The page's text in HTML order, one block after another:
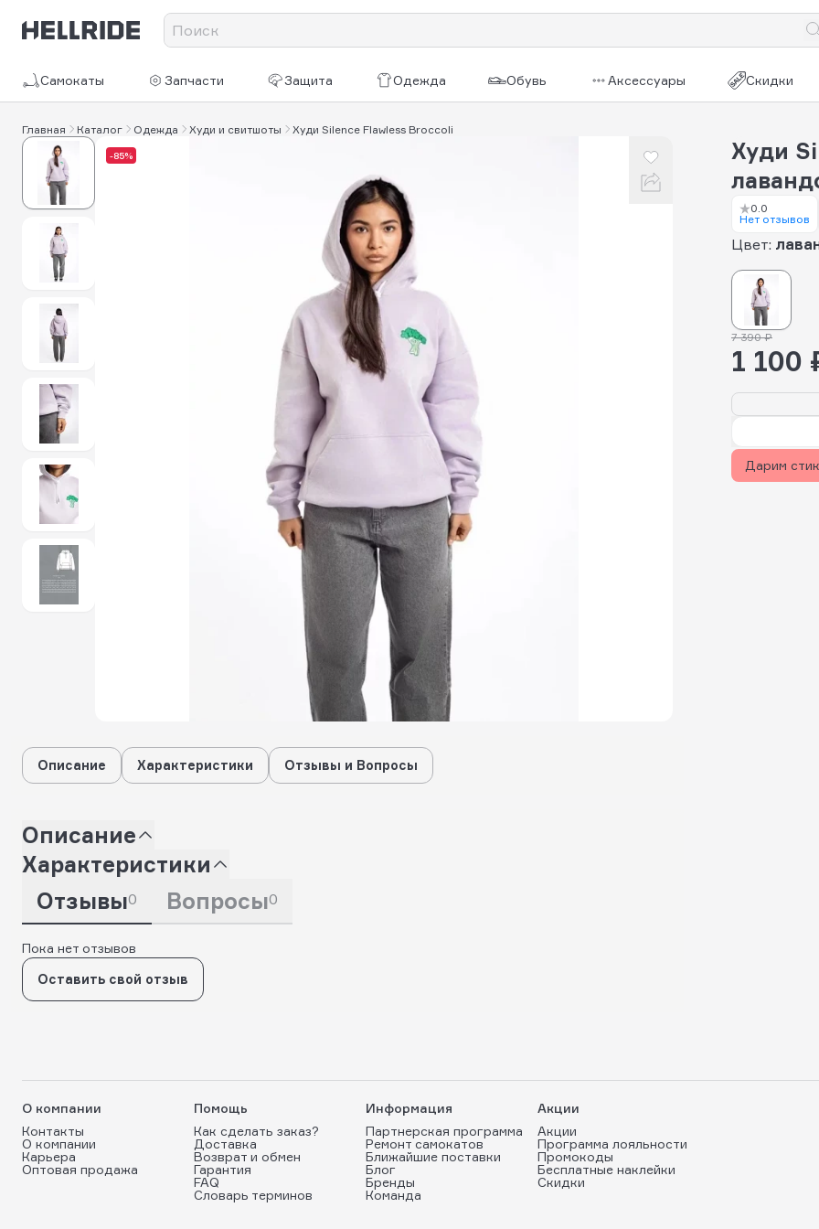
Самокаты Запчасти Защита Одежда Обувь Аксессуары Скидки
Главная Каталог Одежда Худи и свитшоты Худи Silence Flawless Broccoli
-85%
Худи
0.0
Нет отзывов
Цвет:
7 390 ₽
1 100
Дарим
Описание Характеристики Отзывы и Вопросы
Описание
Характеристики
Отзывы0 Вопросы0
Пока нет отзывов
Оставить свой отзыв
О компании
Контакты
О компании
Карьера
Оптовая продажа
Помощь
Как сделать заказ?
Доставка
Возврат и обмен
Гарантия
FAQ
Словарь терминов
Информация
Партнерская программа
Ремонт самокатов
Ближайшие поставки
Блог
Бренды
Команда
Акции
Акции
Программа лояльности
Промокоды
Бесплатные наклейки
Скидки